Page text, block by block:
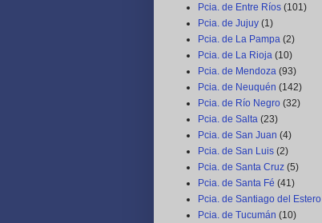
Pcia. de Entre Ríos (101)
Pcia. de Jujuy (1)
Pcia. de La Pampa (2)
Pcia. de La Rioja (10)
Pcia. de Mendoza (93)
Pcia. de Neuquén (142)
Pcia. de Río Negro (32)
Pcia. de Salta (23)
Pcia. de San Juan (4)
Pcia. de San Luis (2)
Pcia. de Santa Cruz (5)
Pcia. de Santa Fé (41)
Pcia. de Santiago del Estero
Pcia. de Tucumán (10)